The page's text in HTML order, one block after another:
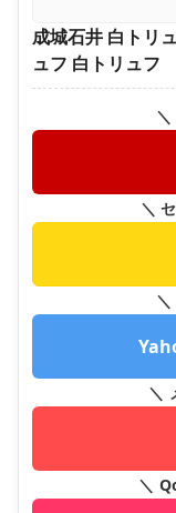
成城石井 白トリ
ュフ 白トリュフ
＼
＼
＼